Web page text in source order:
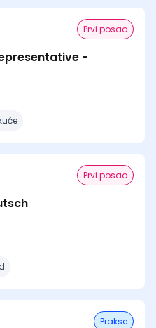
Prvi posao
-
Prvi posao
Prakse